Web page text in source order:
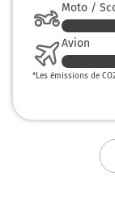
A54
186
Moto /
Avion
*Les émissions de